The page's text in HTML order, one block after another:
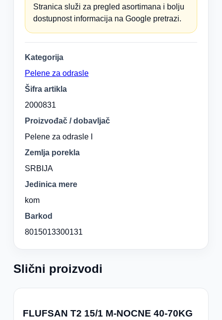
Stranica služi za pregled asortimana i bolju
dostupnost informacija na Google pretrazi.
Kategorija
Pelene za odrasle
Šifra artikla
2000831
Proizvođač / dobavljač
Pelene za odrasle I
Zemlja porekla
SRBIJA
Jedinica mere
kom
Barkod
8015013300131
Slični proizvodi
FLUFSAN T2 15/1 M-NOCNE 40-70KG